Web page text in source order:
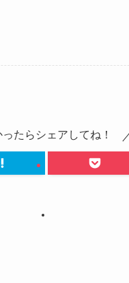
ったらシェアしてね！